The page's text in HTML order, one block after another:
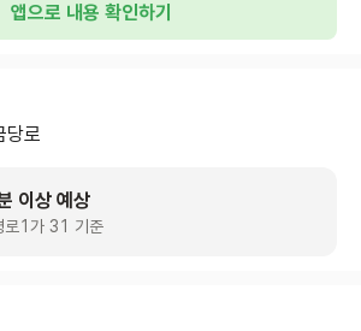
앱으로 내용 확인하기
당로
이상 예상
로1가 31 기준